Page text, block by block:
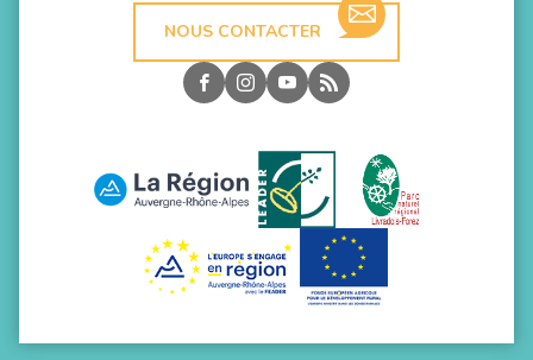
NOUS CONTACTER